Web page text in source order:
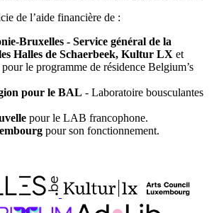
de l’aide financière de :
Bruxelles - Service général de la
Halles de Schaerbeek, Kultur LX et
pour le programme de résidence Belgium’s
pour le BAL - Laboratoire bousculantes
pour le LAB francophone.
pour son fonctionnement.